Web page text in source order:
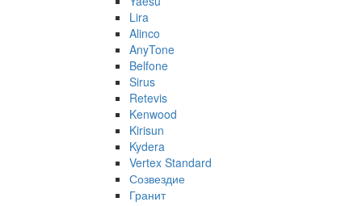
Lira
Alinco
AnyTone
Belfone
Sirus
Retevis
Kenwood
Kirisun
Kydera
Vertex Standard
Созвездие
Гранит